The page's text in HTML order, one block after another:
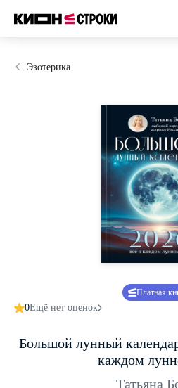
Эзотерика
Платная
0Ещё нет оценок
Большой лунный
каждом
Татьяна